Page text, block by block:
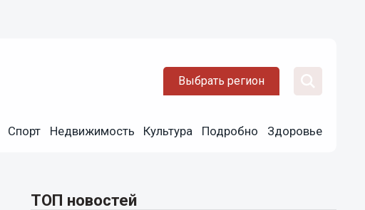
Выбрать регион
Спорт Недвижимость Культура Подробно Здоровье
ТОП новостей